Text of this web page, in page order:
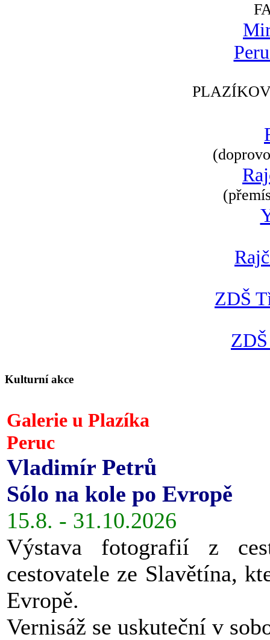
ZDŠ
Kulturní akce
Galerie u Plazíka
Peruc
Vladimír Petrů
Sólo na kole po Evropě
15.8. - 31.10.2026
Výstava fotografií z
cestovatele ze Slavětína,
Evropě.
Vernisáž se uskuteční v